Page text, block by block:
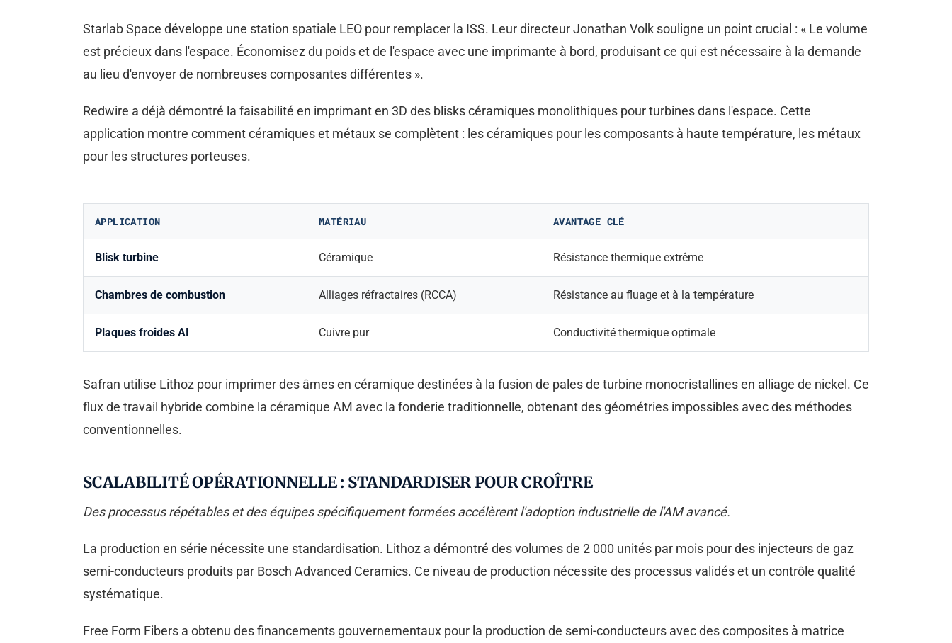
Starlab Space développe une station spatiale LEO pour remplacer la ISS. Leur directeur Jonathan Volk souligne un point crucial : « Le volume
est précieux dans l'espace. Économisez du poids et de l'espace avec une imprimante à bord, produisant ce qui est nécessaire à la demande
au lieu d'envoyer de nombreuses composantes différentes ».
Redwire a déjà démontré la faisabilité en imprimant en 3D des blisks céramiques monolithiques pour turbines dans l'espace. Cette
application montre comment céramiques et métaux se complètent : les céramiques pour les composants à haute température, les métaux
pour les structures porteuses.
APPLICATION MATÉRIAU AVANTAGE CLÉ
Blisk turbine Céramique Résistance thermique extrême
Chambres de combustion Alliages réfractaires (RCCA) Résistance au fluage et à la température
Plaques froides AI Cuivre pur Conductivité thermique optimale
Safran utilise Lithoz pour imprimer des âmes en céramique destinées à la fusion de pales de turbine monocristallines en alliage de nickel. Ce
flux de travail hybride combine la céramique AM avec la fonderie traditionnelle, obtenant des géométries impossibles avec des méthodes
conventionnelles.
SCALABILITÉ OPÉRATIONNELLE : STANDARDISER POUR CROÎTRE
Des processus répétables et des équipes spécifiquement formées accélèrent l'adoption industrielle de l'AM avancé.
La production en série nécessite une standardisation. Lithoz a démontré des volumes de 2 000 unités par mois pour des injecteurs de gaz
semi-conducteurs produits par Bosch Advanced Ceramics. Ce niveau de production nécessite des processus validés et un contrôle qualité
systématique.
Free Form Fibers a obtenu des financements gouvernementaux pour la production de semi-conducteurs avec des composites à matrice